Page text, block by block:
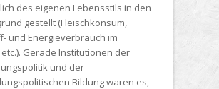
des eigenen Lebensstils in den
gestellt (Fleischkonsum,
und Energieverbrauch im
Gerade Institutionen der
und der
Bildung waren es,